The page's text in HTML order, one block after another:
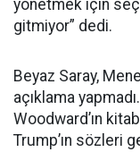
yönetmek için
gitmiyor” dedi.
Beyaz Saray,
açıklama
Woodward’ın
Trump’ın sözleri